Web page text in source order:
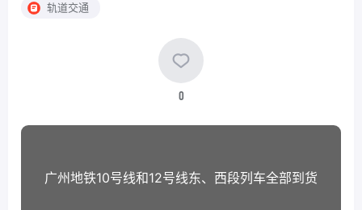
轨道交通
0
广州地铁10号线和12号线东、西段列车全部到货